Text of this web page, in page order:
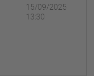
15/09/2025
13:30